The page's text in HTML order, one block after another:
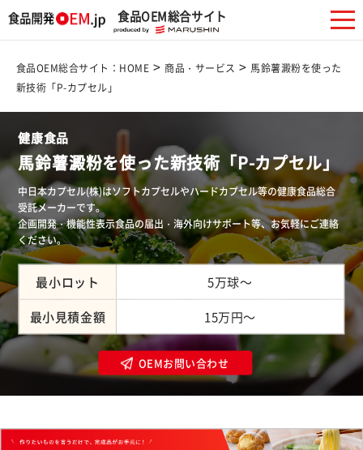
食品OEM総合サイト
食品OEM総合サイト：HOME > 商品・サービス > 馬鈴薯澱粉を使った
新技術「P-カプセル」
健康食品
馬鈴薯澱粉を使った新技術「P-カプセル」
中日本カプセル(株)はソフトカプセルやハードカプセル等の健康食品総合
受託メーカーです。
企画開発・機能性表示食品の届出・海外向けサポート等、お気軽にご連絡
ください。
最小ロット
5万球～
最小見積金額
15万円～
OEMお問い合わせ